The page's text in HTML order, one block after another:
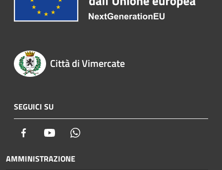
Città di Vimercate
SEGUICI SU
Facebook Youtube
AMMINISTRAZIONE